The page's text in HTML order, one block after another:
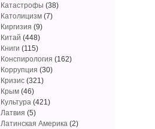
Катастрофы (38)
Католицизм (7)
Киргизия (9)
Китай (448)
Книги (115)
Конспирология (162)
Коррупция (30)
Кризис (321)
Крым (46)
Культура (421)
Латвия (5)
Латинская Америка (2)